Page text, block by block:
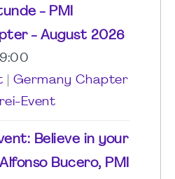
- PMI
- August 2026
Germany Chapter
Event
Believe in your
Bucero, PMI